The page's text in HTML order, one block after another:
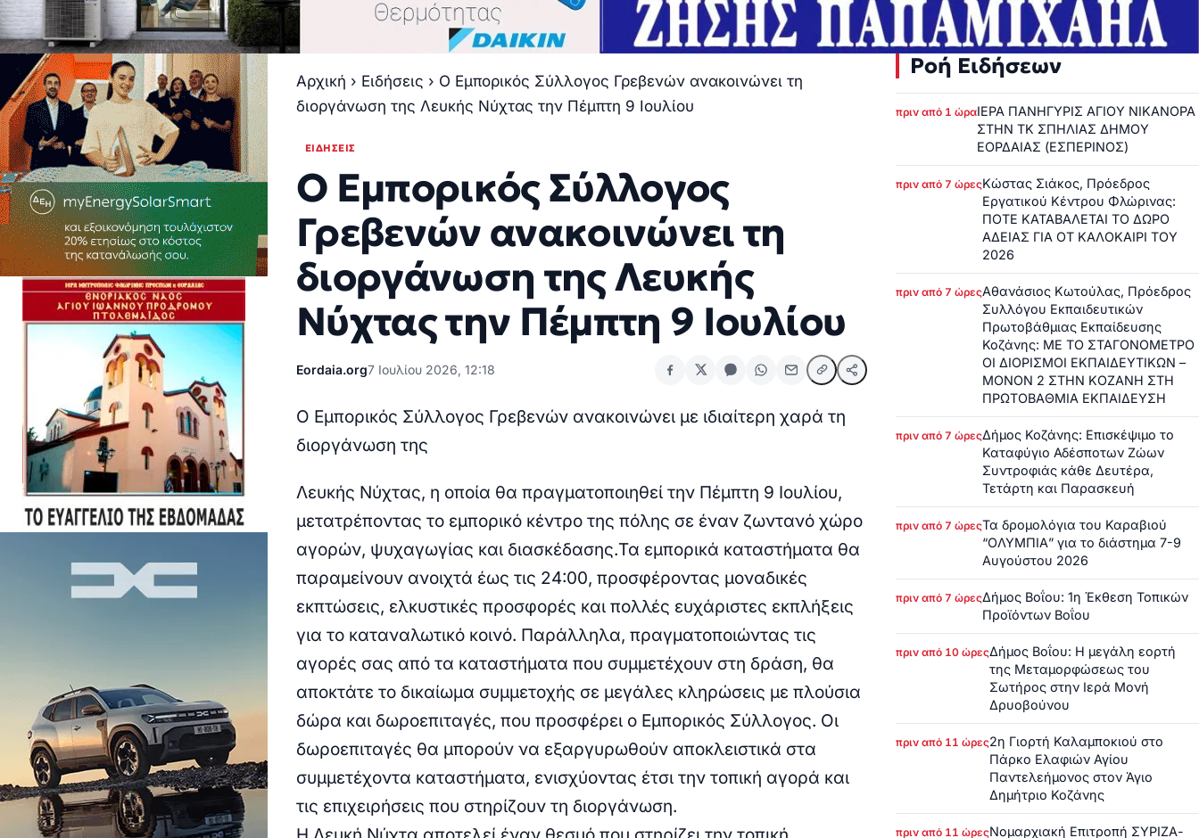
Αρχική › Ειδήσεις › Ο Εμπορικός Σύλλογος Γρεβενών ανακοινώνει τη
διοργάνωση της Λευκής Νύχτας την Πέμπτη 9 Ιουλίου
ΕΙΔΉΣΕΙΣ
Ο Εμπορικός Σύλλογος
Γρεβενών ανακοινώνει τη
διοργάνωση της Λευκής
Νύχτας την Πέμπτη 9 Ιουλίου
Eordaia.org7 Ιουλίου 2026, 12:18
Ο Εμπορικός Σύλλογος Γρεβενών ανακοινώνει με ιδιαίτερη χαρά τη
διοργάνωση της
Λευκής Νύχτας, η οποία θα πραγματοποιηθεί την Πέμπτη 9 Ιουλίου,
μετατρέποντας το εμπορικό κέντρο της πόλης σε έναν ζωντανό χώρο
αγορών, ψυχαγωγίας και διασκέδασης.Τα εμπορικά καταστήματα θα
παραμείνουν ανοιχτά έως τις 24:00, προσφέροντας μοναδικές
εκπτώσεις, ελκυστικές προσφορές και πολλές ευχάριστες εκπλήξεις
για το καταναλωτικό κοινό. Παράλληλα, πραγματοποιώντας τις
αγορές σας από τα καταστήματα που συμμετέχουν στη δράση, θα
αποκτάτε το δικαίωμα συμμετοχής σε μεγάλες κληρώσεις με πλούσια
δώρα και δωροεπιταγές, που προσφέρει ο Εμπορικός Σύλλογος. Οι
δωροεπιταγές θα μπορούν να εξαργυρωθούν αποκλειστικά στα
συμμετέχοντα καταστήματα, ενισχύοντας έτσι την τοπική αγορά και
τις επιχειρήσεις που στηρίζουν τη διοργάνωση.
Ροή Ειδήσεων
πριν από 1 ώραΙΕΡΑ ΠΑΝΗΓΥΡΙΣ ΑΓΙΟΥ ΝΙΚΑΝΟΡΑ
ΣΤΗΝ ΤΚ ΣΠΗΛΙΑΣ ΔΗΜΟΥ
ΕΟΡΔΑΙΑΣ (ΕΣΠΕΡΙΝΟΣ)
πριν από 7 ώρεςΚώστας Σιάκος, Πρόεδρος
Εργατικού Κέντρου Φλώρινας:
ΠΟΤΕ ΚΑΤΑΒΑΛΕΤΑΙ ΤΟ ΔΩΡΟ
ΑΔΕΙΑΣ ΓΙΑ ΟΤ ΚΑΛΟΚΑΙΡΙ ΤΟΥ
2026
πριν από 7 ώρεςΑθανάσιος Κωτούλας, Πρόεδρος
Συλλόγου Εκπαιδευτικών
Πρωτοβάθμιας Εκπαίδευσης
Κοζάνης: ΜΕ ΤΟ ΣΤΑΓΟΝΟΜΕΤΡΟ
ΟΙ ΔΙΟΡΙΣΜΟΙ ΕΚΠΑΙΔΕΥΤΙΚΩΝ –
ΜΟΝΟΝ 2 ΣΤΗΝ ΚΟΖΑΝΗ ΣΤΗ
ΠΡΩΤΟΒΑΘΜΙΑ ΕΚΠΑΙΔΕΥΣΗ
πριν από 7 ώρεςΔήμος Κοζάνης: Επισκέψιμο το
Καταφύγιο Αδέσποτων Ζώων
Συντροφιάς κάθε Δευτέρα,
Τετάρτη και Παρασκευή
πριν από 7 ώρεςΤα δρομολόγια του Καραβιού
“ΟΛΥΜΠΙΑ” για το διάστημα 7-9
Αυγούστου 2026
πριν από 7 ώρεςΔήμος Βοΐου: 1η Έκθεση Τοπικών
Προϊόντων Βοΐου
πριν από 10 ώρεςΔήμος Βοΐου: Η μεγάλη εορτή
της Μεταμορφώσεως του
Σωτήρος στην Ιερά Μονή
Δρυοβούνου
πριν από 11 ώρες2η Γιορτή Καλαμποκιού στο
Πάρκο Ελαφιών Αγίου
Παντελεήμονος στον Άγιο
Δημήτριο Κοζάνης
πριν από 11 ώρεςΝομαρχιακή Επιτροπή ΣΥΡΙΖΑ-